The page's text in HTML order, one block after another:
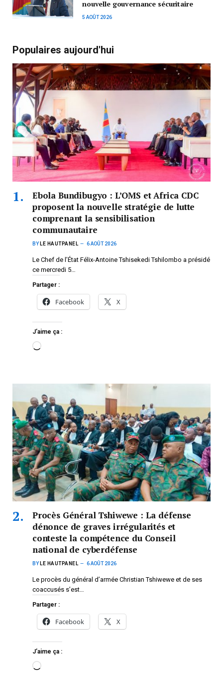
nouvelle gouvernance sécuritaire
5 AOÛT 2026
Populaires aujourd'hui
Ebola Bundibugyo : L’OMS et Africa CDC
proposent la nouvelle stratégie de lutte
comprenant la sensibilisation
communautaire
BY LE HAUTPANEL 6 AOÛT 2026
Le Chef de l’État Félix-Antoine Tshisekedi Tshilombo a présidé
ce mercredi 5…
Partager :
Facebook X
J’aime ça :
Procès Général Tshiwewe : La défense
dénonce de graves irrégularités et
conteste la compétence du Conseil
national de cyberdéfense
BY LE HAUTPANEL 6 AOÛT 2026
Le procès du général d’armée Christian Tshiwewe et de ses
coaccusés s’est…
Partager :
Facebook X
J’aime ça :